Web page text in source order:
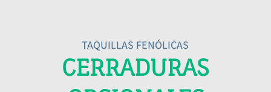
TAQUILLAS FENÓLICAS
CERRADURAS